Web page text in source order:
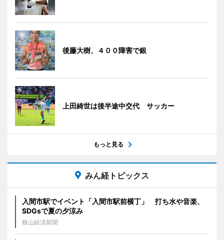
後藤大樹、４００障害で銀
上田綺世は後半途中交代 サッカー
もっと見る
みん経トピックス
入間市駅でイベント「入間市駅前横丁」 打ち水や音楽、
SDGsで夏の夕涼み
狭山経済新聞